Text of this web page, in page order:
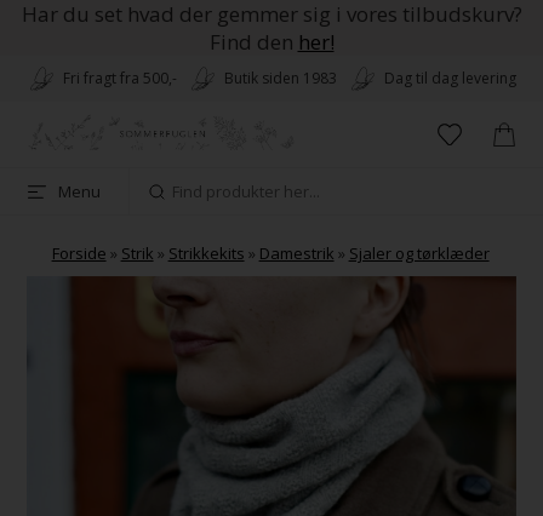
Har du set hvad der gemmer sig i vores tilbudskurv?
Find den her!
Fri fragt fra 500,- Butik siden 1983 Dag til dag levering
Menu
Forside » Strik » Strikkekits » Damestrik » Sjaler og tørklæder